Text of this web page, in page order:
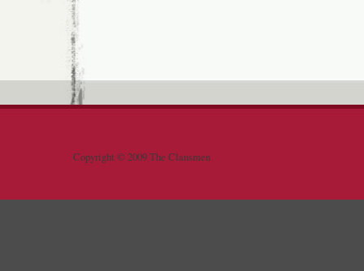
Copyright © 2009 The Clansmen